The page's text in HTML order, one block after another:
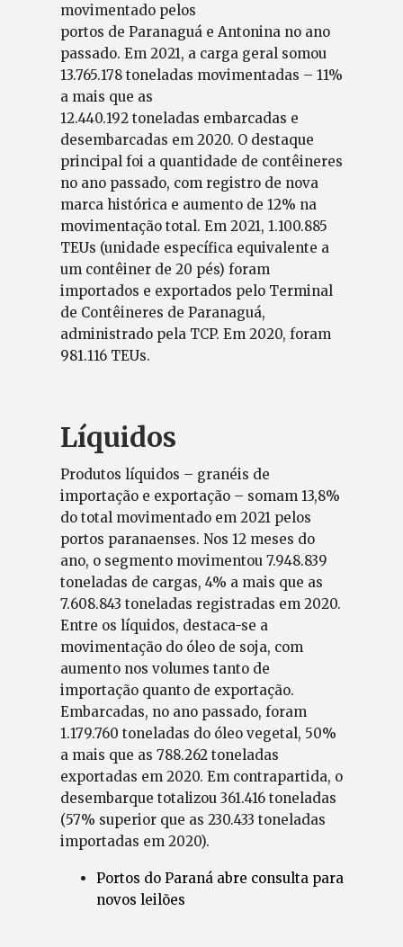
movimentado pelos
portos de Paranaguá e Antonina no ano
passado. Em 2021, a carga geral somou
13.765.178 toneladas movimentadas – 11%
a mais que as
12.440.192 toneladas embarcadas e
desembarcadas em 2020. O destaque
principal foi a quantidade de contêineres
no ano passado, com registro de nova
marca histórica e aumento de 12% na
movimentação total. Em 2021, 1.100.885
TEUs (unidade específica equivalente a
um contêiner de 20 pés) foram
importados e exportados pelo Terminal
de Contêineres de Paranaguá,
administrado pela TCP. Em 2020, foram
981.116 TEUs.
Líquidos
Produtos líquidos – granéis de
importação e exportação – somam 13,8%
do total movimentado em 2021 pelos
portos paranaenses. Nos 12 meses do
ano, o segmento movimentou 7.948.839
toneladas de cargas, 4% a mais que as
7.608.843 toneladas registradas em 2020.
Entre os líquidos, destaca-se a
movimentação do óleo de soja, com
aumento nos volumes tanto de
importação quanto de exportação.
Embarcadas, no ano passado, foram
1.179.760 toneladas do óleo vegetal, 50%
a mais que as 788.262 toneladas
exportadas em 2020. Em contrapartida, o
desembarque totalizou 361.416 toneladas
(57% superior que as 230.433 toneladas
importadas em 2020).
Portos do Paraná abre consulta para
novos leilões